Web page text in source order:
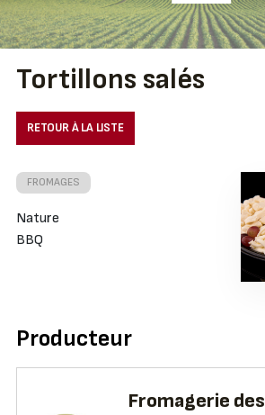
Tortillons salés
RETOUR À LA LISTE
FROMAGES
Nature
BBQ
Producteur
Fromagerie